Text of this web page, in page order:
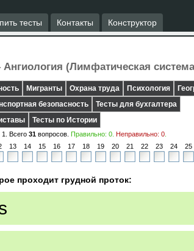
тесты Контакты Конструктор
(Лимфатическая
Мигранты Охрана труда Психология
безопасность
Тесты для бухгалтера
Тесты по Истории
1 . Всего 31вопросов. Правильно: 0. Неправильно: 0.
13 14 15 16 17 18 19 20 21 22 23 24 25
проходит грудной проток: